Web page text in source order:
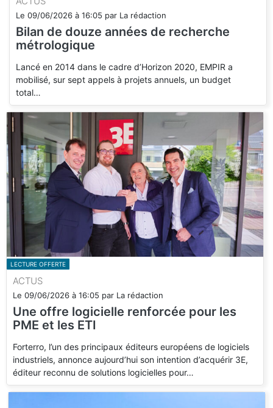
Le 09/06/2026 à 16:05 par La rédaction
Bilan de douze années de recherche
métrologique
Lancé en 2014 dans le cadre d’Horizon 2020, EMPIR a
mobilisé, sur sept appels à projets annuels, un budget
total…
LECTURE OFFERTE
ACTUS
Le 09/06/2026 à 16:05 par La rédaction
Une offre logicielle renforcée pour les
PME et les ETI
Forterro, l’un des principaux éditeurs européens de logiciels
industriels, annonce aujourd’hui son intention d’acquérir 3E,
éditeur reconnu de solutions logicielles pour…